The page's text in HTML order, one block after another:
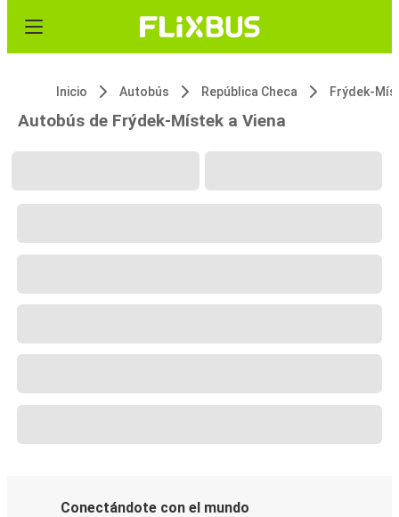
Inicio Autobús República Checa Frýdek-
Autobús de Frýdek-Místek a Viena
Conectándote con el mundo